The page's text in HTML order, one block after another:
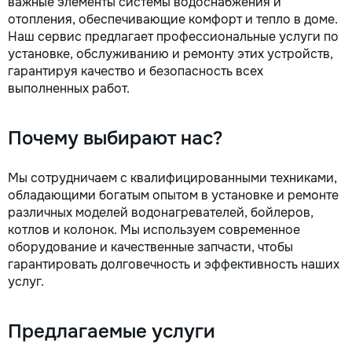
Удобство —
время, с
инструментами.
цены — честные
скрытых затрат.
отопления, обеспечивающие комфорт и тепло в доме.
Наш сервис предлагает профессиональные услуги по
установке, обслуживанию и ремонту этих устройств,
гарантируя качество и безопасность всех
выполненных работ.
Почему выбирают нас?
Мы сотрудничаем с квалифицированными техниками,
обладающими богатым опытом в установке и ремонте
различных моделей водонагревателей, бойлеров,
котлов и колонок. Мы используем современное
оборудование и качественные запчасти, чтобы
гарантировать долговечность и эффективность наших
услуг.
Предлагаемые услуги